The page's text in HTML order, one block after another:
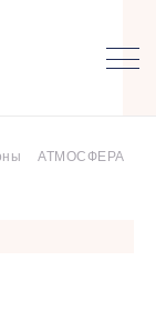
АТМОСФЕРА